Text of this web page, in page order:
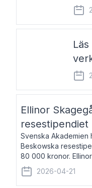
Ellinor
resestipendiet
Svenska Akademien
Beskowska
80 000 kronor.
författare, journalist
återkommande för
2026-04-21